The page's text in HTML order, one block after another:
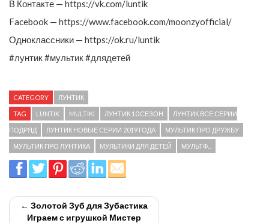
В Контакте — https://vk.com/luntik
Facebook — https://www.facebook.com/moonzyofficial/
Одноклассники — https://ok.ru/luntik
#лунтик #мультик #длядетей
CATEGORY ЛУНТИК
TAG LUNTIK MULTIKI ЛУНТИК 10 СЕЗОН ЛУНТИК ВСЕ СЕРИИ
ПОДРЯД ЛУНТИК НОВЫЕ СЕРИИ 2019 ГОДА МУЛЬТИК ПРО ДРУЖБУ
МУЛЬТИК ПРО ЛУНТИКА МУЛЬТИКИ ДЛЯ ДЕТЕЙ МУЛЬТФ...
← Золотой Зуб для Зубастика
Играем с игрушкой Мистер